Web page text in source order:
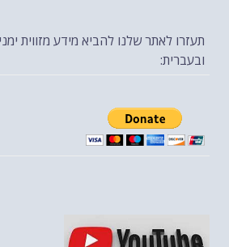
תעזרו לאתר שלנו להביא מידע מזווית
ובעברית: